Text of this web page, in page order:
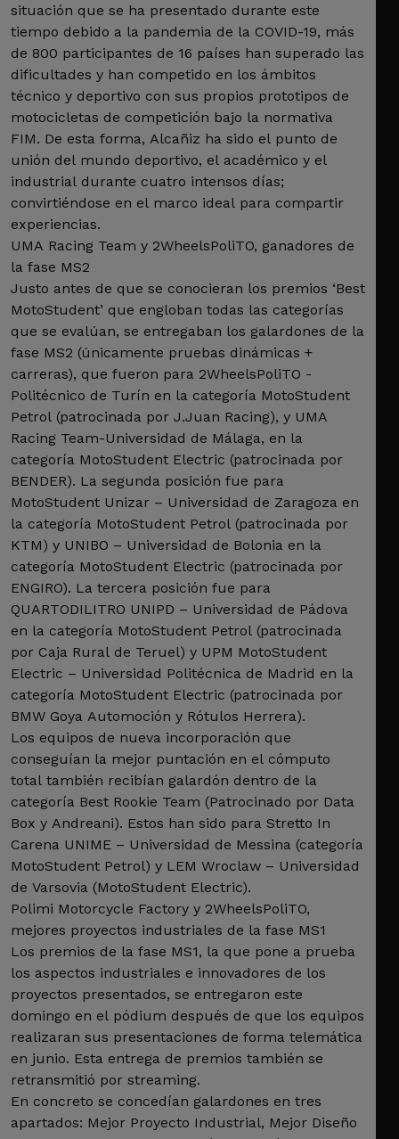
situación que se ha presentado durante este
tiempo debido a la pandemia de la COVID-19, más
de 800 participantes de 16 países han superado las
dificultades y han competido en los ámbitos
técnico y deportivo con sus propios prototipos de
motocicletas de competición bajo la normativa
FIM. De esta forma, Alcañiz ha sido el punto de
unión del mundo deportivo, el académico y el
industrial durante cuatro intensos días;
convirtiéndose en el marco ideal para compartir
experiencias.
UMA Racing Team y 2WheelsPoliTO, ganadores de
la fase MS2
Justo antes de que se conocieran los premios ‘Best
MotoStudent’ que engloban todas las categorías
que se evalúan, se entregaban los galardones de la
fase MS2 (únicamente pruebas dinámicas +
carreras), que fueron para 2WheelsPoliTO -
Politécnico de Turín en la categoría MotoStudent
Petrol (patrocinada por J.Juan Racing), y UMA
Racing Team-Universidad de Málaga, en la
categoría MotoStudent Electric (patrocinada por
BENDER). La segunda posición fue para
MotoStudent Unizar – Universidad de Zaragoza en
la categoría MotoStudent Petrol (patrocinada por
KTM) y UNIBO – Universidad de Bolonia en la
categoría MotoStudent Electric (patrocinada por
ENGIRO). La tercera posición fue para
QUARTODILITRO UNIPD – Universidad de Pádova
en la categoría MotoStudent Petrol (patrocinada
por Caja Rural de Teruel) y UPM MotoStudent
Electric – Universidad Politécnica de Madrid en la
categoría MotoStudent Electric (patrocinada por
BMW Goya Automoción y Rótulos Herrera).
Los equipos de nueva incorporación que
conseguían la mejor puntación en el cómputo
total también recibían galardón dentro de la
categoría Best Rookie Team (Patrocinado por Data
Box y Andreani). Estos han sido para Stretto In
Carena UNIME – Universidad de Messina (categoría
MotoStudent Petrol) y LEM Wroclaw – Universidad
de Varsovia (MotoStudent Electric).
Polimi Motorcycle Factory y 2WheelsPoliTO,
mejores proyectos industriales de la fase MS1
Los premios de la fase MS1, la que pone a prueba
los aspectos industriales e innovadores de los
proyectos presentados, se entregaron este
domingo en el pódium después de que los equipos
realizaran sus presentaciones de forma telemática
en junio. Esta entrega de premios también se
retransmitió por streaming.
En concreto se concedían galardones en tres
apartados: Mejor Proyecto Industrial, Mejor Diseño